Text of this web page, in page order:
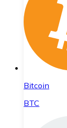
Bitcoin
BTC